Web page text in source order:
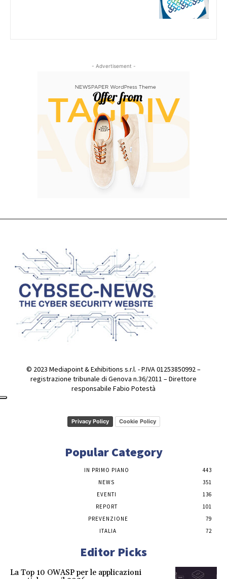
- Advertisement -
© 2023 Mediapoint & Exhibitions s.r.l. - P.IVA 01253850992 –
registrazione tribunale di Genova n.36/2011 – Direttore
responsabile Fabio Potestà
Privacy Policy Cookie Policy
Popular Category
IN PRIMO PIANO
443
NEWS
351
EVENTI
136
REPORT
101
PREVENZIONE
79
ITALIA
72
Editor Picks
La Top 10 OWASP per le applicazioni